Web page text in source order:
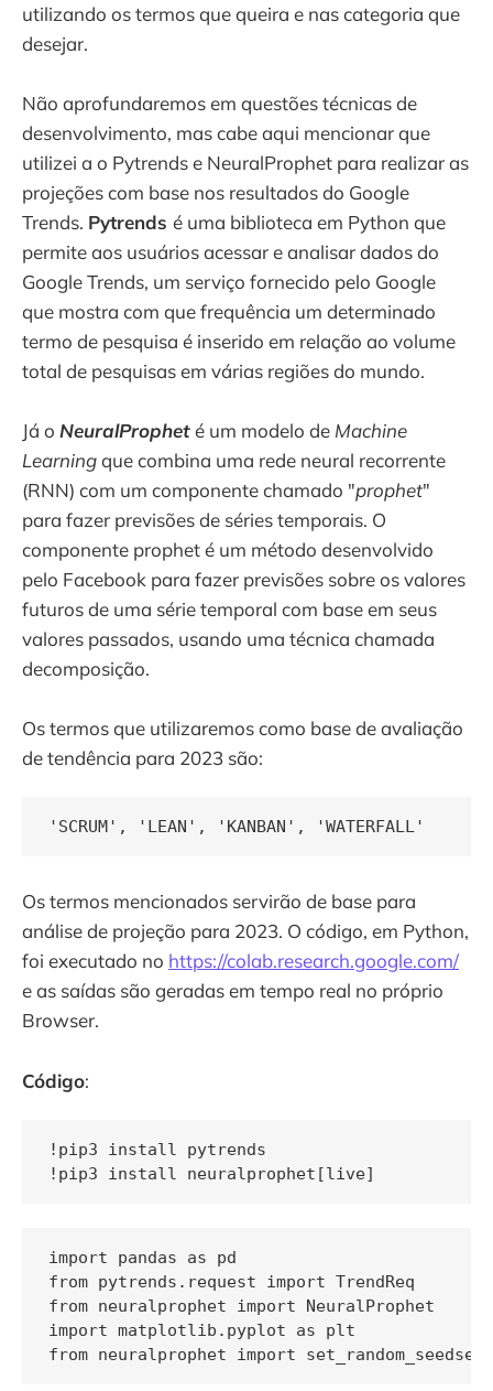
utilizando os termos que queira e nas categoria que
desejar.
Não aprofundaremos em questões técnicas de
desenvolvimento, mas cabe aqui mencionar que
utilizei a o Pytrends e NeuralProphet para realizar as
projeções com base nos resultados do Google
Trends. Pytrends é uma biblioteca em Python que
permite aos usuários acessar e analisar dados do
Google Trends, um serviço fornecido pelo Google
que mostra com que frequência um determinado
termo de pesquisa é inserido em relação ao volume
total de pesquisas em várias regiões do mundo.
Já o NeuralProphet é um modelo de Machine
Learningque combina uma rede neural recorrente
(RNN) com um componente chamado "prophet"
para fazer previsões de séries temporais. O
componente prophet é um método desenvolvido
pelo Facebook para fazer previsões sobre os valores
futuros de uma série temporal com base em seus
valores passados, usando uma técnica chamada
decomposição.
Os termos que utilizaremos como base de avaliação
de tendência para 2023 são:
'SCRUM', 'LEAN', 'KANBAN', 'WATERFALL'
Os termos mencionados servirão de base para
análise de projeção para 2023. O código, em Python,
foi executado no https://colab.research.google.com/
e as saídas são geradas em tempo real no próprio
Browser.
Código:
!pip3 install pytrends
!pip3 install neuralprophet[live]
import pandas as pd
from pytrends.request import TrendReq
from neuralprophet import NeuralProphet
import matplotlib.pyplot as plt